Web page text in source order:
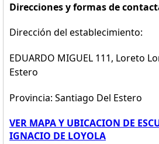
Direcciones y formas de
Dirección del establecimiento:
EDUARDO MIGUEL 111, Loreto
Estero
Provincia: Santiago Del Estero
VER MAPA Y UBICACION DE
IGNACIO DE LOYOLA